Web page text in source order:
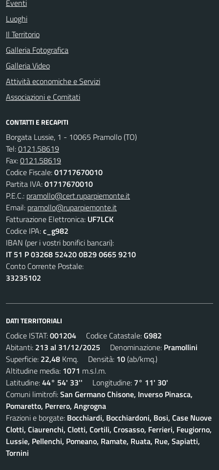
Eventi
Luoghi
Il Territorio
Galleria Fotografica
Galleria Video
Attività economiche e Servizi
Associazioni e Comitati
CONTATTI E RECAPITI
Borgata Lussie, 1 - 10065 Pramollo (TO)
Tel:0121.58619
Fax:0121.58619
Codice Fiscale:01717670010
Partita IVA:01717670010
P.E.C.: pramollo@cert.ruparpiemonte.it
Email: pramollo@ruparpiemonte.it
Fatturazione Elettronica: UF7LCK
Codice IPA:c_g982
IBAN (per i vostri bonifici bancari):
IT 51 P 03268 52420 0B29 0665 9210
Conto Corrente Postale:
33235102
DATI TERRITORIALI
Codice ISTAT:001204 Codice Catastale:G982
Abitanti: 213 al 31/12/2025 Denominazione: Pramollini
Superficie: 22,48 Kmq. Densità: 10(ab/kmq.)
Altitudine media: 1071 m.s.l.m.
Latitudine:44° 54' 33'' Longitudine: 7° 11' 30'
Comuni limitrofi:San Germano Chisone, Inverso Pinasca,
Pomaretto, Perrero, Angrogna
Frazioni e borgate: Bocchiardi, Bocchiardoni, Bosi, Case Nuove
Clotti, Ciaurenchi, Clotti, Cortili, Crosasso, Ferrieri, Feugiorno,
Lussie, Pellenchi, Pomeano, Ramate, Ruata, Rue, Sapiatti,
Tornini